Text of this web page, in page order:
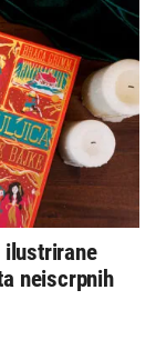
ilustrirane
neiscrpnih